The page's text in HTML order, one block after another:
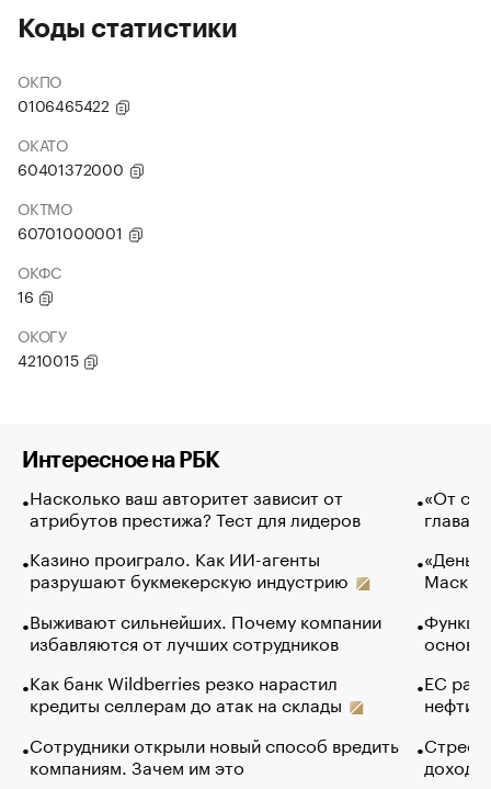
Коды статистики
ОКПО
0106465422
ОКАТО
60401372000
ОКТМО
60701000001
ОКФС
16
ОКОГУ
4210015
Интересное на РБК
Насколько ваш авторитет зависит от
атрибутов престижа? Тест для лидеров
Казино проиграло. Как ИИ-агенты
разрушают букмекерскую индустрию
Выживают сильнейших. Почему компании
избавляются от лучших сотрудников
Как банк Wildberries резко нарастил
кредиты селлерам до атак на склады
Сотрудники открыли новый способ вредить
компаниям. Зачем им это
«От
глава
Маск в
основ
ЕС
нефти